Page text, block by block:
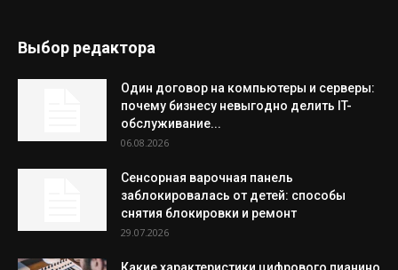
Выбор редактора
Один договор на компьютеры и серверы:
почему бизнесу невыгодно делить IT-
обслуживание...
06.08.2026
Сенсорная варочная панель
заблокировалась от детей: способы
снятия блокировки и ремонт
29.07.2026